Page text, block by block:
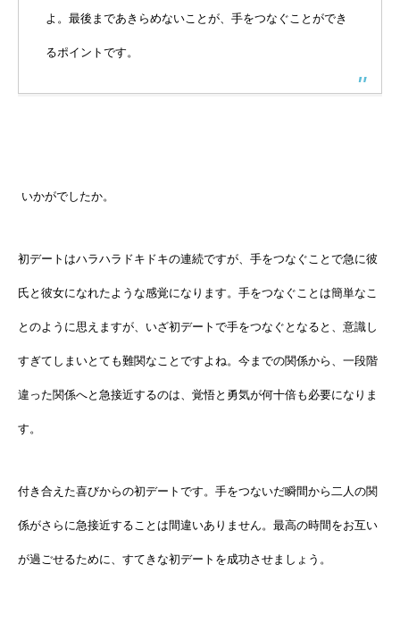
よ。最後まであきらめないことが、手をつなぐことができ
るポイントです。
いかがでしたか。
初デートはハラハラドキドキの連続ですが、手をつなぐことで急に彼
氏と彼女になれたような感覚になります。手をつなぐことは簡単なこ
とのように思えますが、いざ初デートで手をつなぐとなると、意識し
すぎてしまいとても難関なことですよね。今までの関係から、一段階
違った関係へと急接近するのは、覚悟と勇気が何十倍も必要になりま
す。
付き合えた喜びからの初デートです。手をつないだ瞬間から二人の関
係がさらに急接近することは間違いありません。最高の時間をお互い
が過ごせるために、すてきな初デートを成功させましょう。